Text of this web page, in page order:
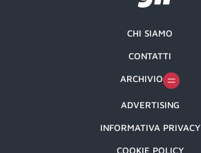
CHI SIAMO
CONTATTI
ARCHIVIO
ADVERTISING
INFORMATIVA PRIVACY
COOKIE POLICY